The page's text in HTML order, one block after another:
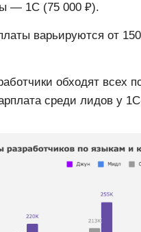
— 1С (75 000 ₽).
варьируются от
обходят всех
среди лидов у